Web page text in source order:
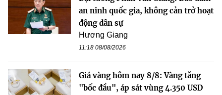
an ninh quốc gia, không cản trở hoạt
động dân sự
Hương Giang
11:18 08/08/2026
Giá vàng hôm nay 8/8: Vàng tăng
"bốc đầu", áp sát vùng 4.350 USD